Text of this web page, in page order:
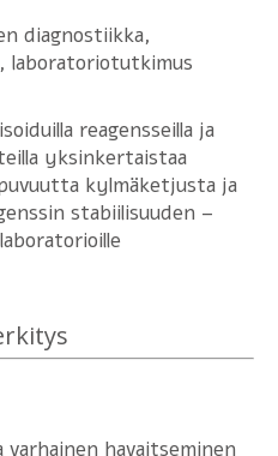
diagnostiikka,
laboratoriotutkimus
reagensseilla ja
yksinkertaistaa
kylmäketjusta ja
stabiilisuuden –
havaitseminen